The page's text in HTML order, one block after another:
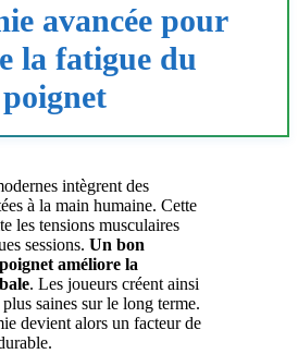
avancée pour
la fatigue du
poignet
intègrent des
à la main humaine. Cette
les tensions musculaires
sessions. Un bon
améliore la
. Les joueurs créent ainsi
saines sur le long terme.
devient alors un facteur de